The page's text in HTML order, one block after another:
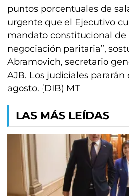
puntos porcentuales de
urgente que el Ejecutivo
mandato constitucional de
negociación paritaria”,
Abramovich, secretario
AJB. Los judiciales pararán
agosto. (DIB) MT
LAS MÁS LEÍDAS